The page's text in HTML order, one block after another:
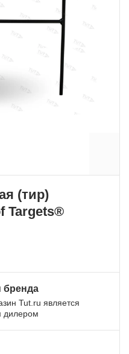
(тир)
Targets®
бренда
Tut.ru является
дилером